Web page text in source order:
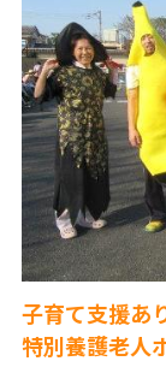
子育て支援あ
特別養護老人